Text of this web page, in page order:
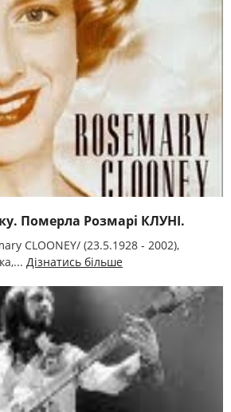
Померла Розмарі КЛУНІ.
CLOONEY/ (23.5.1928 - 2002),
Дізнатись більше